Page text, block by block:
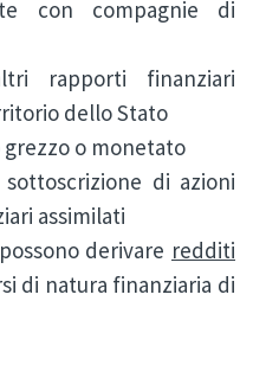
con compagnie di
rapporti finanziari
dello Stato
o monetato
di azioni
assimilati
derivare redditi
di natura finanziaria di